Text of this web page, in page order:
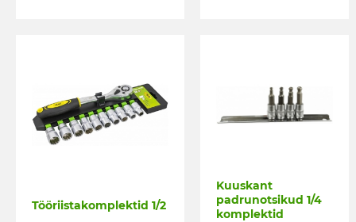
Tööriistakomplektid 1/2
Kuuskant
padrunotsikud 1/4
komplektid